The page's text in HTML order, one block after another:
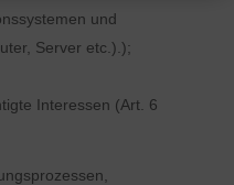
und
Server etc.).);
Interessen (Art. 6